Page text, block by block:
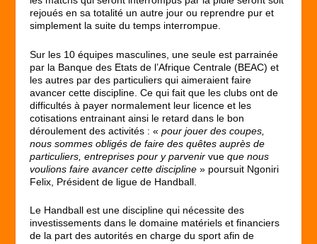
rejoués en sa totalité un autre jour ou reprendre pur et
simplement la suite du temps interrompue.
Sur les 10 équipes masculines, une seule est parrainée
par la Banque des Etats de l’Afrique Centrale (BEAC) et
les autres par des particuliers qui aimeraient faire
avancer cette discipline. Ce qui fait que les clubs ont de
difficultés à payer normalement leur licence et les
cotisations entrainant ainsi le retard dans le bon
déroulement des activités : «pour jouer des coupes,
nous sommes obligés de faire des quêtes auprès de
particuliers, entreprises pour y parvenir vue que nous
voulions faire avancer cette discipline » poursuit Ngoniri
Felix, Président de ligue de Handball.
Le Handball est une discipline qui nécessite des
investissements dans le domaine matériels et financiers
de la part des autorités en charge du sport afin de